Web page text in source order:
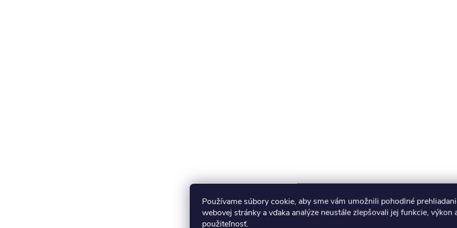
Používame súbory cookie, aby sme vám umožnili pohodlné
webovej stránky a vďaka analýze neustále zlepšovali jej funkcie, výkon
použiteľnosť.